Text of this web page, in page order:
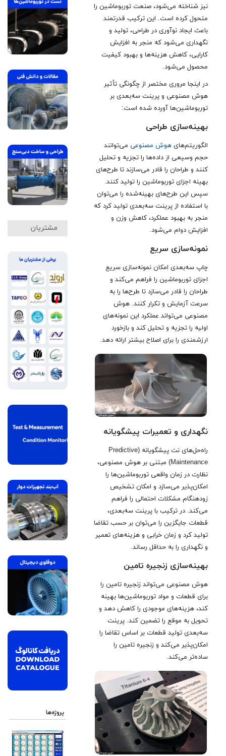
نیز شناخته می‌شود، صنعت توربوماشین را
متحول کرده است. این ترکیب قدرتمند
باعث ایجاد نوآوری در طراحی، تولید و
نگهداری می‌شود که منجر به افزایش
کارایی، کاهش هزینه‌ها و بهبود کیفیت
محصول می‌شود.
در اینجا مروری مختصر از چگونگی تأثیر
هوش مصنوعی و پرینت سه‌بعدی بر
توربوماشین‌ها آورده شده است:
بهینه‌سازی طراحی
الگوریتم‌های هوش مصنوعی می‌توانند
حجم وسیعی از داده‌ها را تجزیه و تحلیل
کنند و طراحان را قادر می‌سازند تا طرح‌های
بهینه اجزای توربوماشین را تولید کنند.
سپس این طرح‌های بهینه‌شده را می‌توان
با استفاده از پرینت سه‌بعدی تولید کرد که
منجر به بهبود عملکرد، کاهش وزن و
افزایش دوام می‌شود.
نمونه‌سازی سریع
چاپ سه‌بعدی امکان نمونه‌سازی سریع
اجزای توربوماشین را فراهم می‌کند و
طراحان را قادر می‌سازد تا طرح‌ها را به
سرعت آزمایش و تکرار کنند. هوش
مصنوعی می‌تواند عملکرد این نمونه‌های
اولیه را تجزیه و تحلیل کند و بازخورد
ارزشمندی را برای اصلاح بیشتر ارائه دهد.
نگهداری و تعمیرات پیشگویانه
راه‌حل‌های نت پیشگویانه (Predictive
Maintenance) مبتنی بر هوش مصنوعی،
نظارت در زمان واقعی توربوماشین‌ها را
امکان‌پذیر می‌سازد و امکان تشخیص
زودهنگام مشکلات احتمالی را فراهم
می‌کند. در ترکیب با پرینت سه‌بعدی،
قطعات جایگزین را می‌توان بر حسب تقاضا
تولید کرد و زمان خرابی و هزینه‌های تعمیر
و نگهداری را به حداقل رساند.
بهینه‌سازی زنجیره تامین
هوش مصنوعی می‌تواند زنجیره تامین را
برای قطعات و مواد توربوماشین‌ها بهینه
کند، هزینه‌های موجودی را کاهش دهد و
تحویل به موقع را تضمین کند. پرینت
سه‌بعدی تولید قطعات بر اساس تقاضا را
امکان‌پذیر می‌کند و زنجیره تامین را
ساده‌تر می‌کند.
مشتریان
پروژه‌ها